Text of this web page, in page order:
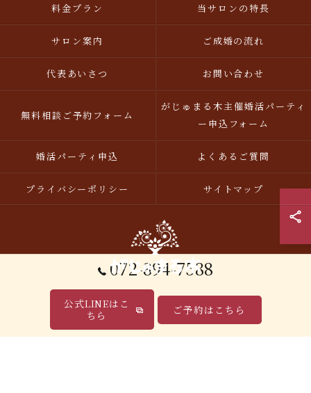
072-894-7588
公式LINEはこ
ちら
ご予約はこちら
料金プラン 当サロンの特長
サロン案内 ご成婚の流れ
代表あいさつ お問い合わせ
無料相談ご予約フォーム
がじゅまる木主催婚活パーティ
ー申込フォーム
婚活パーティ申込 よくあるご質問
プライバシーポリシー サイトマップ
© 2026 大阪の結婚相談所｜20代・無料相談・明瞭な料金「がじゅまる木」【枚方
市】 ALL RIGHTS RESERVED.